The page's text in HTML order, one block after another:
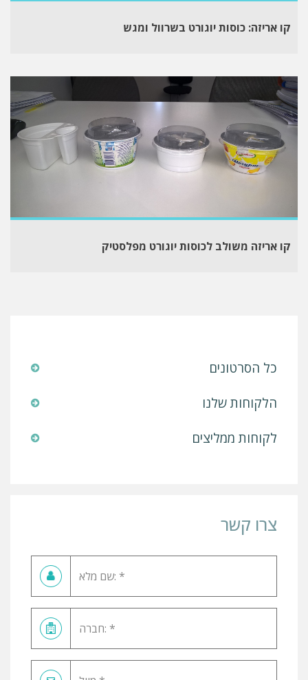
קו אריזה: כוסות יוגורט בשרוול ומגש
קו אריזה משולב לכוסות יוגורט מפלסטיק
כל הסרטונים
הלקוחות שלנו
לקוחות ממליצים
צרו קשר